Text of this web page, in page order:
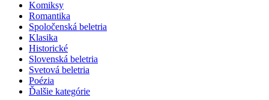
Komiksy
Romantika
Spoločenská beletria
Klasika
Historické
Slovenská beletria
Svetová beletria
Poézia
Ďalšie kategórie